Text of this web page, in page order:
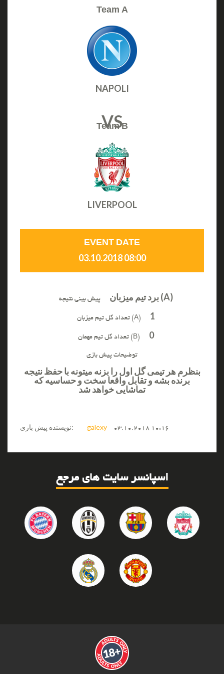
Team A
NAPOLI
Team B
LIVERPOOL
EVENT DATE
03.10.2018 08:00
VS
پیش بینی نتیجه برد تیم میزبان (A)
تعداد گل تیم میزبان (A) 1
تعداد گل تیم مهمان (B) 0
توضیحات پیش بازی
بنظرم هر تیمی گل اول را بزنه میتونه با حفظ نتیجه
برنده بشه و تقابل واقعا سخت و حساسیه که
تماشایی خواهد شد
نویسنده پیش بازی: galexy 03.10.2018 10:16
اسپانسر سایت های مرجع